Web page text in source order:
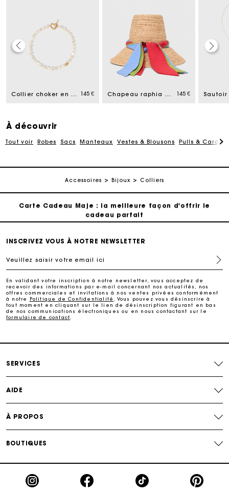
Collier choker en perles 145 € Chapeau raphia avec ruban imprimé 145 €
À découvrir
Tout voir Robes Sacs Manteaux Vestes & Blousons Pulls &
Accessoires Bijoux Colliers
Carte Cadeau Maje : la meilleure façon d'offrir le
cadeau parfait
Livraison à domicile offerte sous 2 à 3 jours ouvrés.
Suivi de commande
Carte Cadeau Maje : la meilleure façon d'offrir le
cadeau parfait
Livraison à domicile offerte sous 2 à 3 jours ouvrés.
Echanges & Retours offerts
INSCRIVEZ VOUS À NOTRE NEWSLETTER
Veuillez saisir votre email ici
En validant votre inscription à notre newsletter, vous acceptez de
recevoir des informations par e-mail concernant nos actualités, nos
offres commerciales et invitations à nos ventes privées conformément
à notre
Politique de Confidentialité
. Vous pouvez vous désinscrire à
tout moment en cliquant sur le lien de désinscription figurant en bas
de nos communications électroniques ou en nous contactant sur le
formulaire de contact
SERVICES
AIDE
À PROPOS
BOUTIQUES